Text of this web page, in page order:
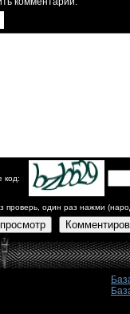
код:
проверь, один раз нажми